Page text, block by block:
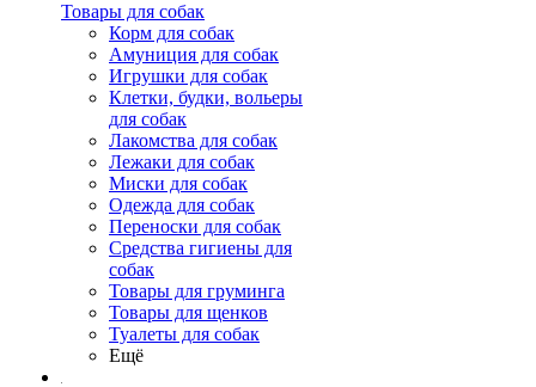
Товары для собак
Корм для собак
Амуниция для собак
Игрушки для собак
Клетки, будки, вольеры
для собак
Лакомства для собак
Лежаки для собак
Миски для собак
Одежда для собак
Переноски для собак
Средства гигиены для
собак
Товары для груминга
Товары для щенков
Туалеты для собак
Ещё